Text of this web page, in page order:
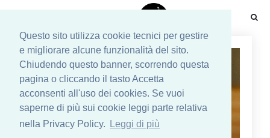
Questo sito utilizza cookie tecnici per gestire
e migliorare alcune funzionalità del sito.
Chiudendo questo banner, scorrendo questa
pagina o cliccando il tasto Accetta
acconsenti all'uso dei cookies. Se vuoi
saperne di più sui cookie leggi parte relativa
nella Privacy Policy.
Leggi di più